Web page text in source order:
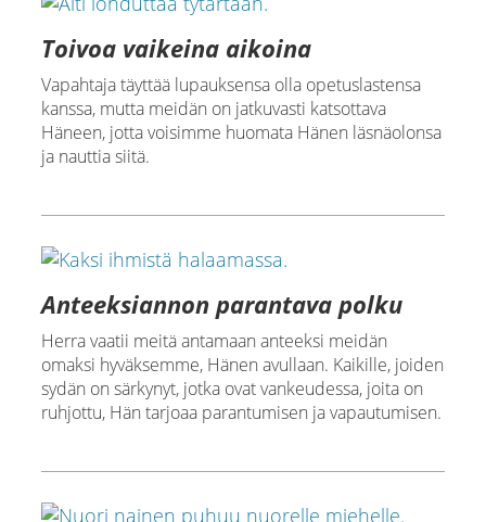
Toivoa vaikeina aikoina
Vapahtaja täyttää lupauksensa olla opetuslastensa
kanssa, mutta meidän on jatkuvasti katsottava
Häneen, jotta voisimme huomata Hänen läsnäolonsa
ja nauttia siitä.
Anteeksiannon parantava polku
Herra vaatii meitä antamaan anteeksi meidän
omaksi hyväksemme, Hänen avullaan. Kaikille, joiden
sydän on särkynyt, jotka ovat vankeudessa, joita on
ruhjottu, Hän tarjoaa parantumisen ja vapautumisen.